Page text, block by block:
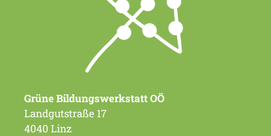
Grüne Bildungswerkstatt OÖ
Landgutstraße 17
4040 Linz